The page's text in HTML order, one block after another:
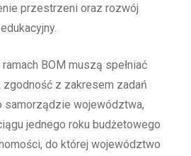
przestrzeni oraz rozwój
BOM muszą spełniać
zgodność z zakresem zadań
samorządzie województwa,
jednego roku budżetowego
do której województwo